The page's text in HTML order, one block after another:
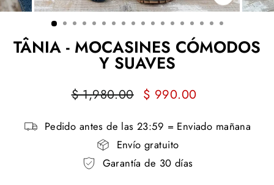
CERRAR
(ESC)
TÂNIA - MOCASINES CÓMODOS
Y SUAVES
Precio
$ 1,980.00
Precio
oferta
$ 990.00
Pedido antes de las 23:59 = Enviado mañana
Envío gratuito
Garantía de 30 días